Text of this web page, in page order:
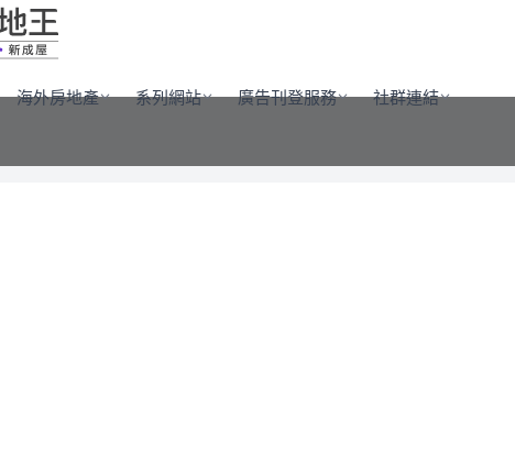
海外房地產 系列網站 廣告刊登服務 社群連結